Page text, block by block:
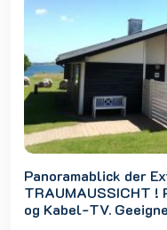
Panoramablick der
TRAUMAUSSICHT !
og Kabel-TV.